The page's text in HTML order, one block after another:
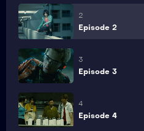
2
Episode 2
3
Episode 3
4
Episode 4